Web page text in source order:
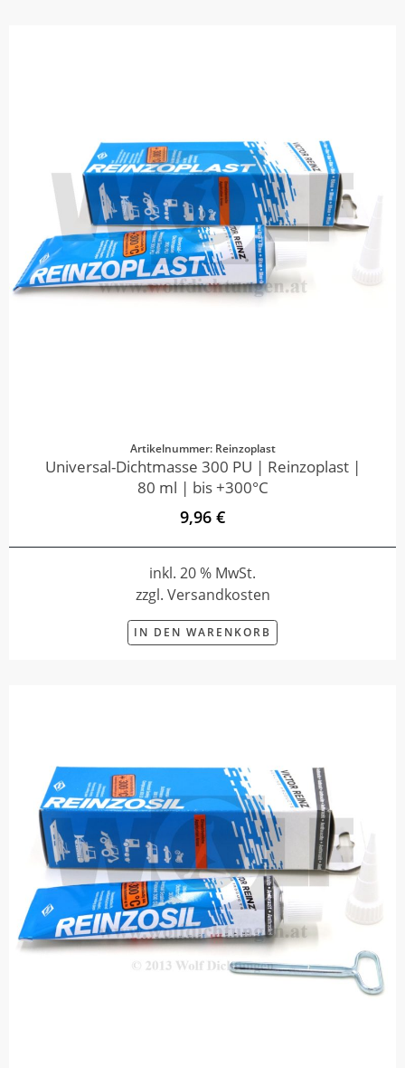
Artikelnummer: Reinzoplast
Universal-Dichtmasse 300 PU | Reinzoplast |
80 ml | bis +300°C
9,96 €
inkl. 20 % MwSt.
zzgl. Versandkosten
IN DEN WARENKORB